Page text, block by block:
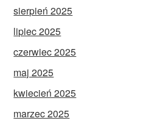
sierpień 2025
lipiec 2025
czerwiec 2025
maj 2025
kwiecień 2025
marzec 2025